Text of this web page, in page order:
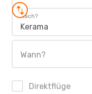
Nach?
Kerama
Wann?
Direktflüge